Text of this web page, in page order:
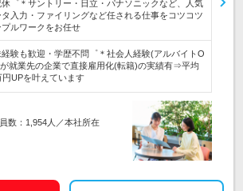
休゜＊サントリー・日立・パナソニックなど、人気
入力・ファイリングなど任される仕事をコツコツ
プルワークをお任せ
経験も歓迎・学歴不問゜＊社会人経験(アルバイトO
就業先の企業で直接雇用化(転籍)の実績有⇒平均
円UPを叶えています
数：1,954人／本社所在